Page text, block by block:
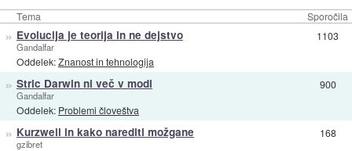
Tema Sporočila
» Evolucija je teorija in ne dejstvo
Gandalfar
Oddelek:Znanost in tehnologija
1103
» Stric Darwin ni več v modi
Gandalfar
Oddelek: Problemi človeštva
900
» Kurzweil in kako narediti možgane
gzibret
168